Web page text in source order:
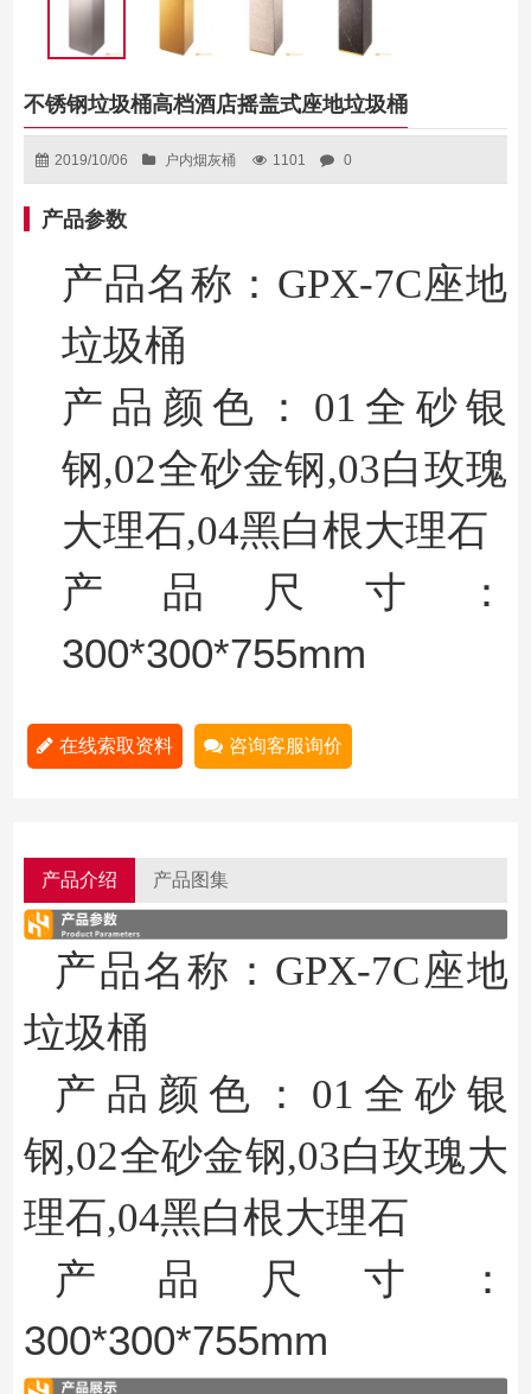
不锈钢垃圾桶高档酒店摇盖式座地垃圾桶
2019/10/06 户内烟灰桶 1101 0
产品参数
产品名称 ：GPX-7C座地
垃圾桶
产品颜色：01全砂银
钢,02全砂金钢,03白玫瑰
大理石,04黑白根大理石
产品尺寸：
300*300*755mm
在线索取资料 咨询客服询价
产品介绍 产品图集
产品名称 ：GPX-7C座地
垃圾桶
产品颜色：01全砂银
钢,02全砂金钢,03白玫瑰大
理石,04黑白根大理石
产品尺寸：
300*300*755mm